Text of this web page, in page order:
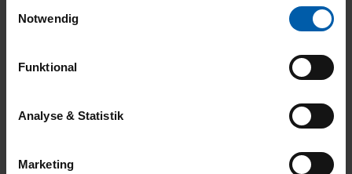
grundlegende Funktionen wie etwa zur Auswahl und
gewährleisten.
Für die Darstellung personalisierter Angebote, Anzeigen
und Inhalte aufgrund Ihres Nutzerverhaltens und Ihres
Zwecke zur Analyse und Optimierung unserer
Notwendig
Funktional
Analyse & Statistik
Marketing
Top Qualität sitzt gut wird in Deutschland
hergestellt und Biobaumwolle Mega tolles
Produkt. Vielen Dank dafür